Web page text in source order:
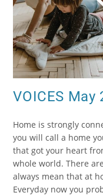
VOICES May
Home is strongly
you will call a home
that got your heart
whole world. There
always mean that at
Everyday now you